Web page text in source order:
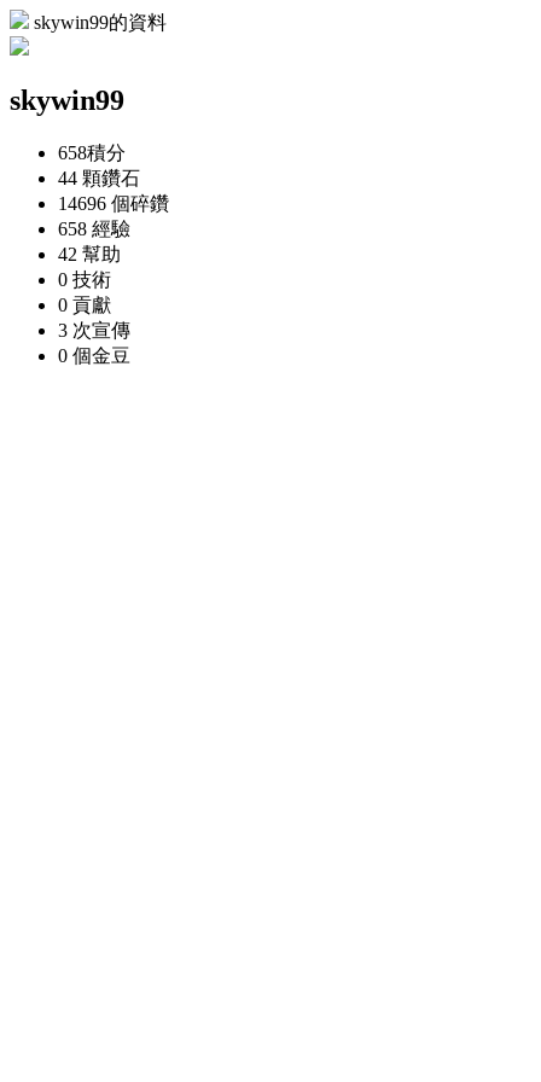
skywin99的資料
skywin99
658積分
44 顆鑽石
14696 個碎鑽
658 經驗
42 幫助
0 技術
0 貢獻
3 次宣傳
0 個金豆